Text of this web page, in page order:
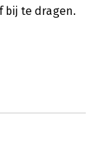
bij te dragen.